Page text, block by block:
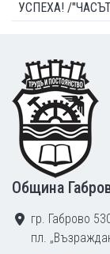
УСПЕХА! /
Footer
Община
гр. Габрово
пл.